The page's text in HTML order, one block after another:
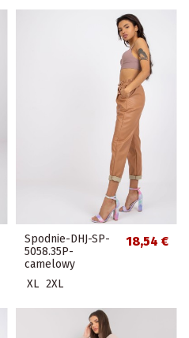
Spodnie-DHJ-SP-
5058.35P-
camelowy
18,54 €
XL 2XL